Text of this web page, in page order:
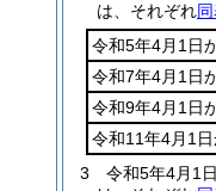
は、それぞれ
令和5年4月1日
令和7年4月1日
令和9年4月1日
令和11年4月1
3
令和5年4月1